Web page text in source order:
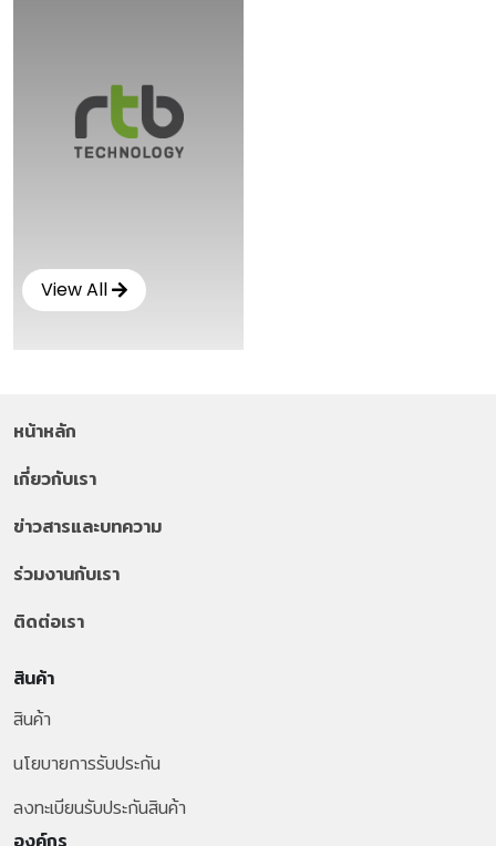
View All
หน้าหลัก
เกี่ยวกับเรา
ข่าวสารและบทความ
ร่วมงานกับเรา
ติดต่อเรา
สินค้า
สินค้า
นโยบายการรับประกัน
ลงทะเบียนรับประกันสินค้า
องค์กร